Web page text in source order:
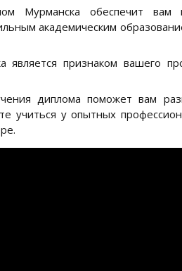
Мурманска обеспечит
академическим
признаком вашего
диплома поможет вам
у опытных